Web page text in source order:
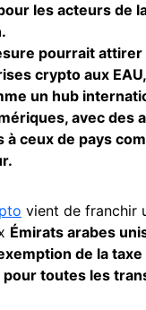
les acteurs de
pourrait attirer
crypto aux
un hub
avec des
à ceux de pays
vient de franchir
Émirats arabes
de la
toutes les